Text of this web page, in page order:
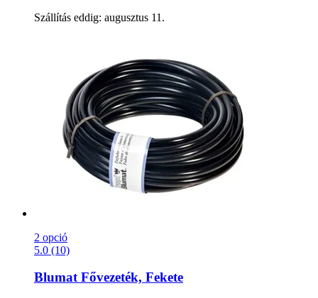
Szállítás eddig: augusztus 11.
2 opció
5.0 (10)
BlumatFővezeték, Fekete